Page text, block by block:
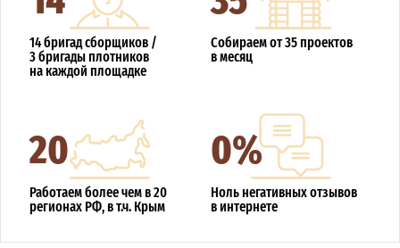
14 бригад сборщиков /
3 бригады плотников
на каждой площадке
Собираем от 35 проектов
в месяц
20
Работаем более чем в 20
регионах РФ, в т.ч. Крым
0%
Ноль негативных отзывов
в интернете